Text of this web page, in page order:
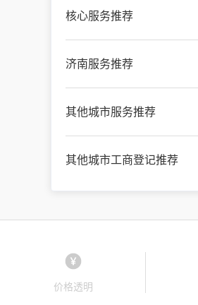
核心服务推荐
济南服务推荐
其他城市服务推荐
其他城市工商登记推荐
价格透明